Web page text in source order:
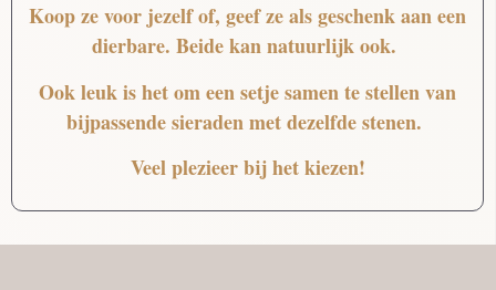
Koop ze voor jezelf of, geef ze als geschenk aan een
dierbare. Beide kan natuurlijk ook.
Ook leuk is het om een setje samen te stellen van
bijpassende sieraden met dezelfde stenen.
Veel plezieer bij het kiezen!